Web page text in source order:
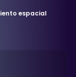
espacial